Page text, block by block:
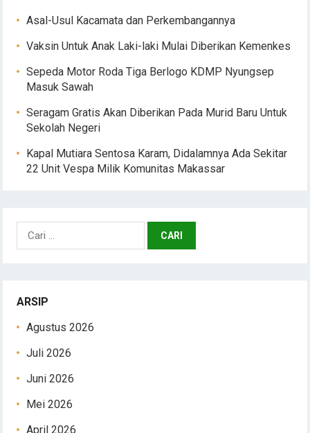
Asal-Usul Kacamata dan Perkembangannya
Vaksin Untuk Anak Laki-laki Mulai Diberikan Kemenkes
Sepeda Motor Roda Tiga Berlogo KDMP Nyungsep
Masuk Sawah
Seragam Gratis Akan Diberikan Pada Murid Baru Untuk
Sekolah Negeri
Kapal Mutiara Sentosa Karam, Didalamnya Ada Sekitar
22 Unit Vespa Milik Komunitas Makassar
Cari
untuk:
ARSIP
Agustus 2026
Juli 2026
Juni 2026
Mei 2026
April 2026